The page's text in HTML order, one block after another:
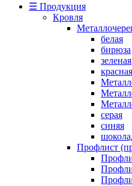
☰ Продукция
Кровля
белая
бирюза
зеленая
красная
серая
синяя
Профлист